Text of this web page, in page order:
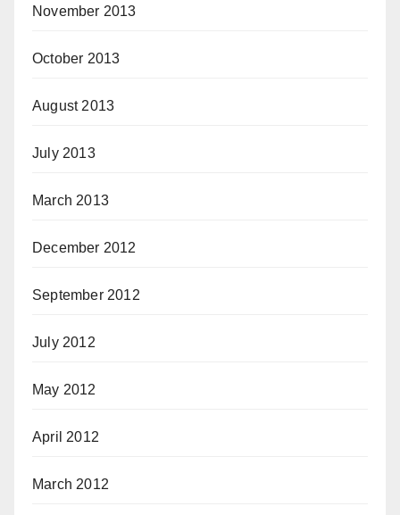
November 2013
October 2013
August 2013
July 2013
March 2013
December 2012
September 2012
July 2012
May 2012
April 2012
March 2012